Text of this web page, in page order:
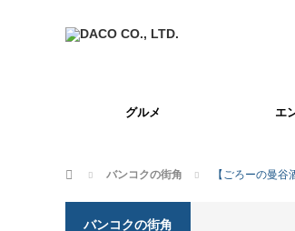
グルメ エ
ホーム バンコクの街角 【ごろーの曼
バンコクの街角